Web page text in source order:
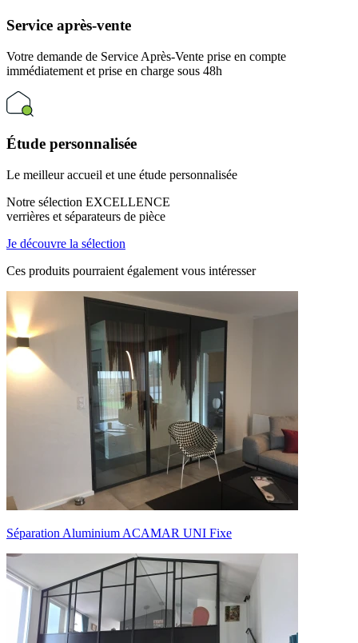
Service après-vente
Votre demande de Service Après-Vente prise en compte
immédiatement et prise en charge sous 48h
Étude personnalisée
Le meilleur accueil et une étude personnalisée
Notre sélection EXCELLENCE
verrières et séparateurs de pièce
Je découvre la sélection
Ces produits pourraient également vous intéresser
Séparation Aluminium ACAMAR UNI Fixe